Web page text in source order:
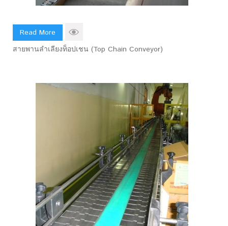
Read More
สายพานลำเลียงท็อปเชน (Top Chain Conveyor)